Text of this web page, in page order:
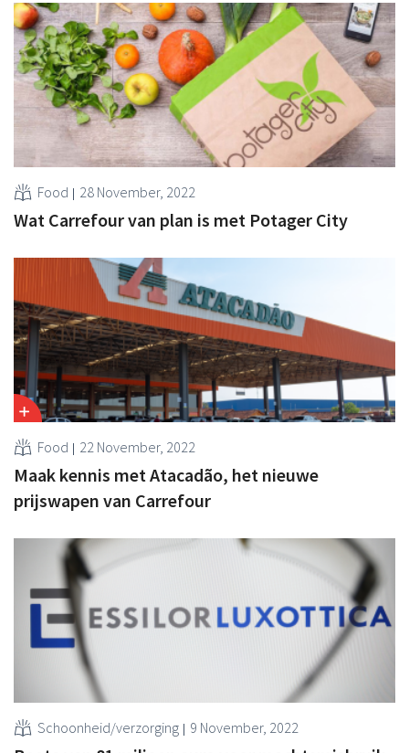
Food 28 November, 2022
Wat Carrefour van plan is met Potager City
Food 22 November, 2022
Maak kennis met Atacadão, het nieuwe
prijswapen van Carrefour
Schoonheid/verzorging 9 November, 2022